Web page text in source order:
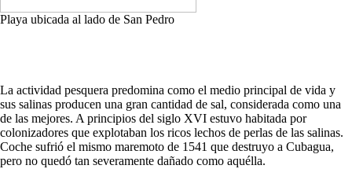
Playa ubicada al lado de San Pedro
La actividad pesquera predomina como el medio principal de vida y
sus salinas producen una gran cantidad de sal, considerada como una
de las mejores. A principios del siglo XVI estuvo habitada por
colonizadores que explotaban los ricos lechos de perlas de las salinas.
Coche sufrió el mismo maremoto de 1541 que destruyo a Cubagua,
pero no quedó tan severamente dañado como aquélla.